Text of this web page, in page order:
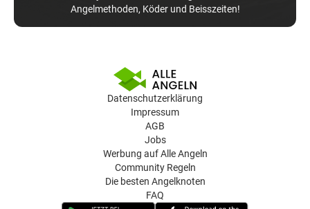
Angelmethoden, Köder und Beisszeiten!
Datenschutzerklärung
Impressum
AGB
Jobs
Werbung auf Alle Angeln
Community Regeln
Die besten Angelknoten
FAQ